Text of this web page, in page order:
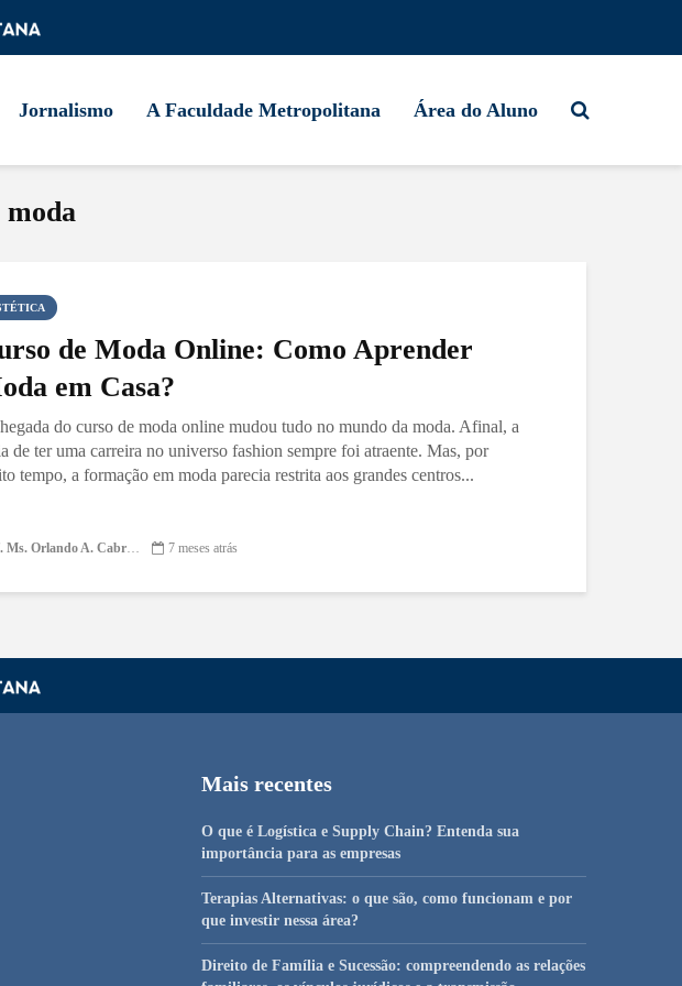
Jornalismo A Faculdade Metropolitana Área do Aluno
moda
de Moda Online: Como Aprender
em Casa?
do curso de moda online mudou tudo no mundo da moda. Afinal, a
de ter uma carreira no universo fashion sempre foi atraente. Mas, por
tempo, a formação em moda parecia restrita aos grandes centros...
Prof. Ms. Orlando A. Cabrera 7 meses atrás
Mais recentes
O que é Logística e Supply Chain? Entenda sua
importância para as empresas
Terapias Alternativas: o que são, como funcionam e por
que investir nessa área?
Direito de Família e Sucessão: compreendendo as relações